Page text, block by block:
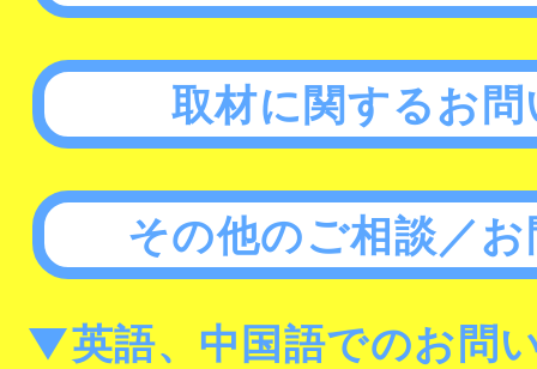
取材に関するお
その他のご相談／
▼英語、中国語でのお問